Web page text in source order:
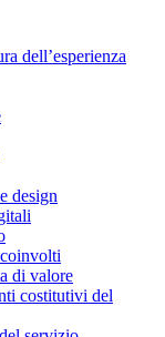
dell’esperienza
design
di valore
costitutivi del